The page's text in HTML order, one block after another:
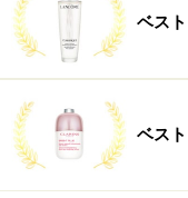
【私がオススメし
ド
大貫未記
大貫未記さん
ベス
ベス